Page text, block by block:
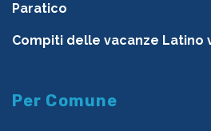
Paratico
Compiti delle vacanze Latino
Per Comune